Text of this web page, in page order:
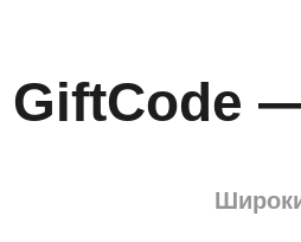
GiftCode